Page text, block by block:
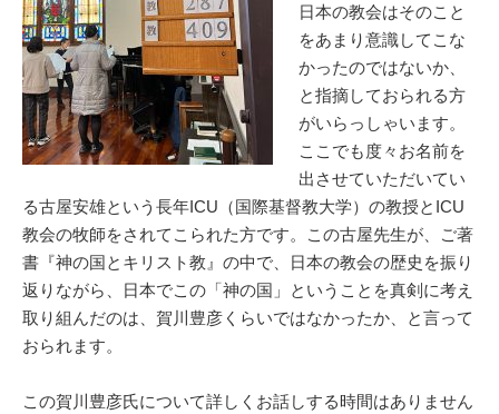
日本の教会はそのこと
をあまり意識してこな
かったのではないか、
と指摘しておられる方
がいらっしゃいます。
ここでも度々お名前を
出させていただいてい
る古屋安雄という長年ICU（国際基督教大学）の教授とICU
教会の牧師をされてこられた方です。この古屋先生が、ご著
書『神の国とキリスト教』の中で、日本の教会の歴史を振り
返りながら、日本でこの「神の国」ということを真剣に考え
取り組んだのは、賀川豊彦くらいではなかったか、と言って
おられます。
この賀川豊彦氏について詳しくお話しする時間はありません